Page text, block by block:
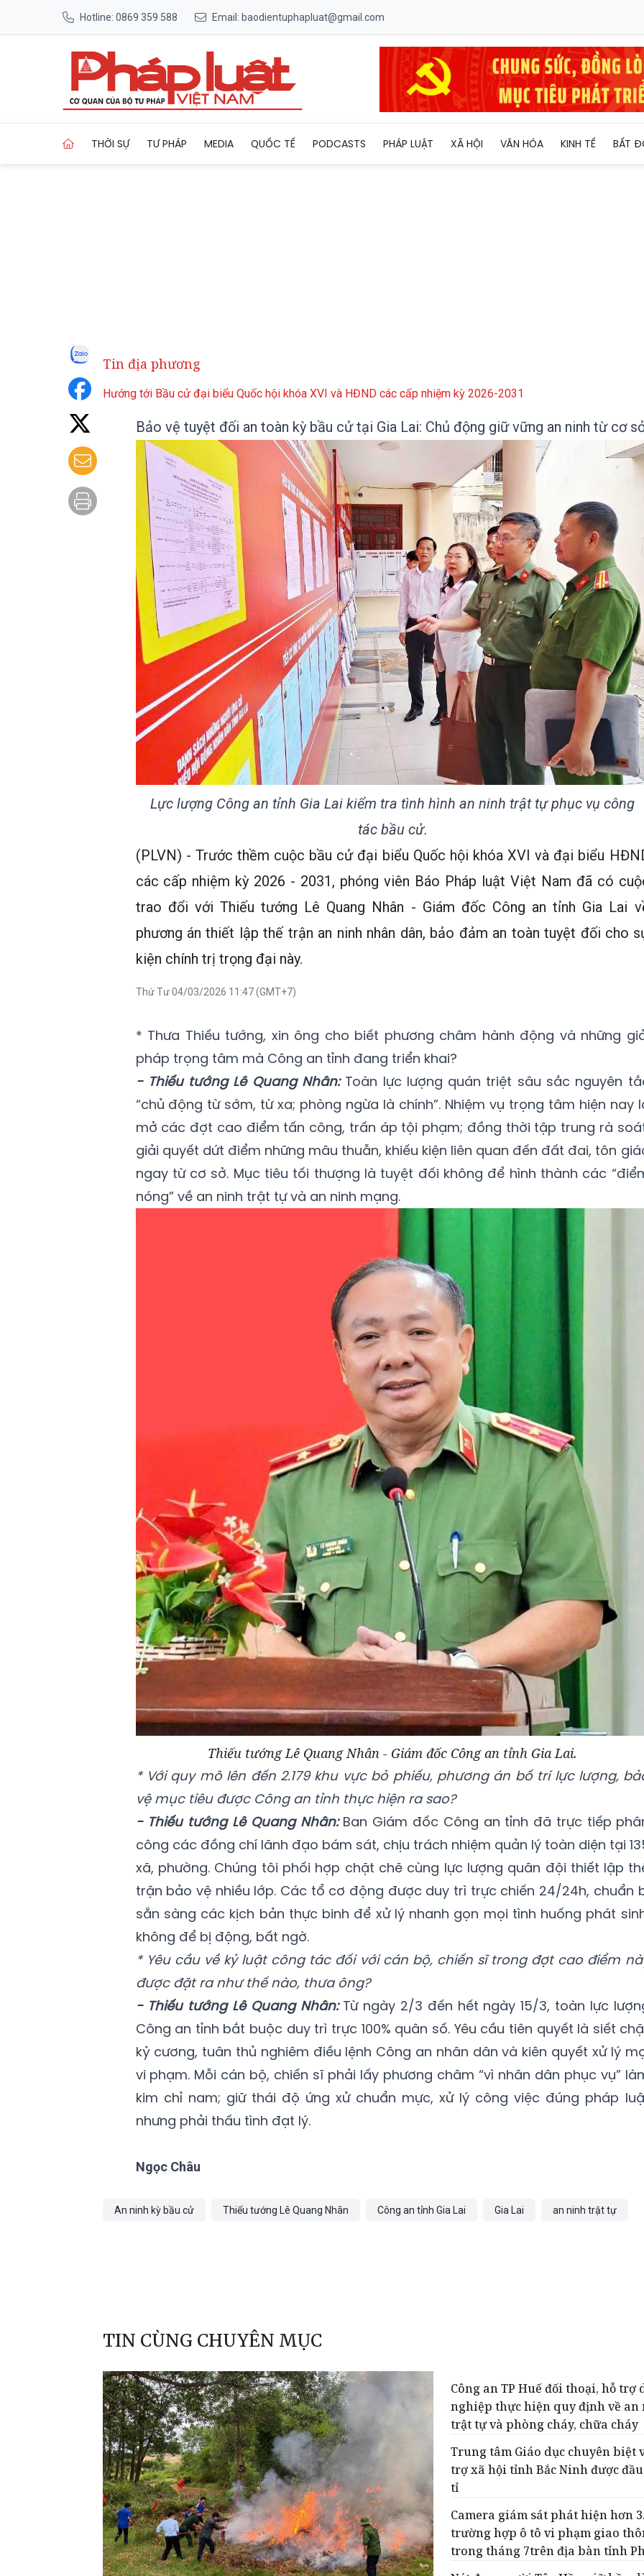
Hotline: 0869 359 588 Email: baodientuphapluat@gmail.com
THỜI SỰ TƯ PHÁP MEDIA QUỐC TẾ PODCASTS PHÁP LUẬT XÃ HỘI VĂN HÓA KINH TẾ BẤT
Tin địa phương
Hướng tới Bầu cử đại biểu Quốc hội khóa XVI và HĐND các cấp nhiệm kỳ 2026-2031
Bảo vệ tuyệt đối an toàn kỳ bầu cử tại Gia Lai: Chủ động giữ vững an ninh từ cơ
Lực lượng Công an tỉnh Gia Lai kiểm tra tình hình an ninh trật tự phục vụ công
tác bầu cử.
(PLVN) - Trước thềm cuộc bầu cử đại biểu Quốc hội khóa XVI và đại biểu
các cấp nhiệm kỳ 2026 - 2031, phóng viên Báo Pháp luật Việt Nam đã có
trao đổi với Thiếu tướng Lê Quang Nhân - Giám đốc Công an tỉnh Gia Lai
phương án thiết lập thế trận an ninh nhân dân, bảo đảm an toàn tuyệt đối cho
kiện chính trị trọng đại này.
Thứ Tư 04/03/2026 11:47 (GMT+7)
* Thưa Thiếu tướng, xin ông cho biết phương châm hành động và những
pháp trọng tâm mà Công an tỉnh đang triển khai?
- Thiếu tướng Lê Quang Nhân: Toàn lực lượng quán triệt sâu sắc nguyên
“chủ động từ sớm, từ xa; phòng ngừa là chính”. Nhiệm vụ trọng tâm hiện nay
mở các đợt cao điểm tấn công, trấn áp tội phạm; đồng thời tập trung rà
giải quyết dứt điểm những mâu thuẫn, khiếu kiện liên quan đến đất đai, tôn
ngay từ cơ sở. Mục tiêu tối thượng là tuyệt đối không để hình thành các
nóng” về an ninh trật tự và an ninh mạng.
Thiếu tướng Lê Quang Nhân - Giám đốc Công an tỉnh Gia Lai.
* Với quy mô lên đến 2.179 khu vực bỏ phiếu, phương án bố trí lực lượng,
vệ mục tiêu được Công an tỉnh thực hiện ra sao?
- Thiếu tướng Lê Quang Nhân:Ban Giám đốc Công an tỉnh đã trực tiếp
công các đồng chí lãnh đạo bám sát, chịu trách nhiệm quản lý toàn diện tại
xã, phường. Chúng tôi phối hợp chặt chẽ cùng lực lượng quân đội thiết lập
trận bảo vệ nhiều lớp. Các tổ cơ động được duy trì trực chiến 24/24h, chuẩn
sẵn sàng các kịch bản thực binh để xử lý nhanh gọn mọi tình huống phát
không để bị động, bất ngờ.
* Yêu cầu về kỷ luật công tác đối với cán bộ, chiến sĩ trong đợt cao điểm
được đặt ra như thế nào, thưa ông?
- Thiếu tướng Lê Quang Nhân:Từ ngày 2/3 đến hết ngày 15/3, toàn lực
Công an tỉnh bắt buộc duy trì trực 100% quân số. Yêu cầu tiên quyết là siết
kỷ cương, tuân thủ nghiêm điều lệnh Công an nhân dân và kiên quyết xử lý
vi phạm. Mỗi cán bộ, chiến sĩ phải lấy phương châm “vì nhân dân phục vụ”
kim chỉ nam; giữ thái độ ứng xử chuẩn mực, xử lý công việc đúng pháp
nhưng phải thấu tình đạt lý.
Ngọc Châu
An ninh kỳ bầu cử Thiếu tướng Lê Quang Nhân Công an tỉnh Gia Lai Gia Lai an ninh trật tự
TIN CÙNG CHUYÊN MỤC
Công an TP Huế đối thoại, hỗ trợ
nghiệp thực hiện quy định về an
trật tự và phòng cháy, chữa cháy
Trung tâm Giáo dục chuyên biệt
trợ xã hội tỉnh Bắc Ninh được
tỉ
Camera giám sát phát hiện hơn
trường hợp ô tô vi phạm giao
trong tháng 7trên địa bàn tỉnh